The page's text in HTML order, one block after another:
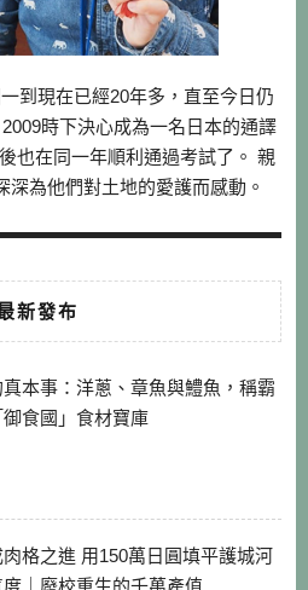
到現在已經20年多，直至今日仍
時下決心成為一名日本的通譯
也在同一年順利通過考試了。 親
深為他們對土地的愛護而感動。
新發布
本事：洋蔥、章魚與鱧魚，稱霸
御食國」食材寶庫
肉格之進 用150萬日圓填平護城河
｜廢校重生的千萬產值